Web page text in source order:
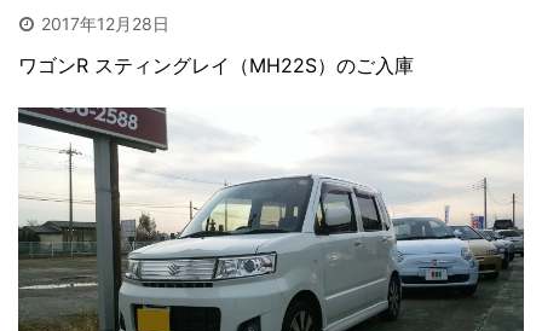
2017年12月28日
ワゴンR スティングレイ（MH22S）のご入庫